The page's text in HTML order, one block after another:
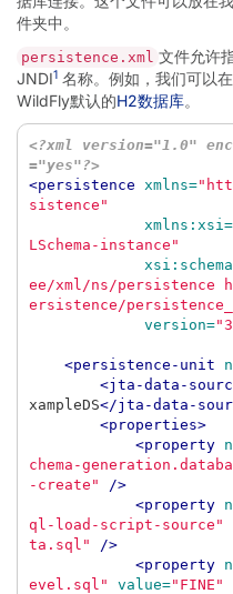
件夹中。
persistence.xml 文件允许
JNDI1 名称。例如，我们可以在
WildFly默认的H2数据库。
<?xml version="1.0"
="yes"?>
<persistence
xmlns=
sistence"
xmlns:xsi=
LSchema-instance"
ee/xml/ns/persistence
ersistence/
version=
<persistence-unit
<jta-data-
xampleDS</jta-data-
<properties>
<property
chema-
-create"
/>
<property
ql-load-script-source"
ta.sql"
/>
<property
evel.sql"
value="FINE"